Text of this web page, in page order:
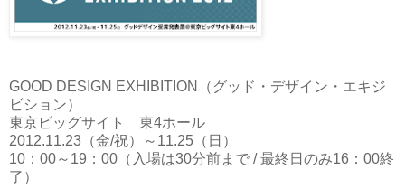
GOOD DESIGN EXHIBITION（グッド・デザイン・エキジ
ビション）
東京ビッグサイト 東4ホール
2012.11.23（金/祝）～11.25（日）
10：00～19：00（入場は30分前まで / 最終日のみ16：00終
了）